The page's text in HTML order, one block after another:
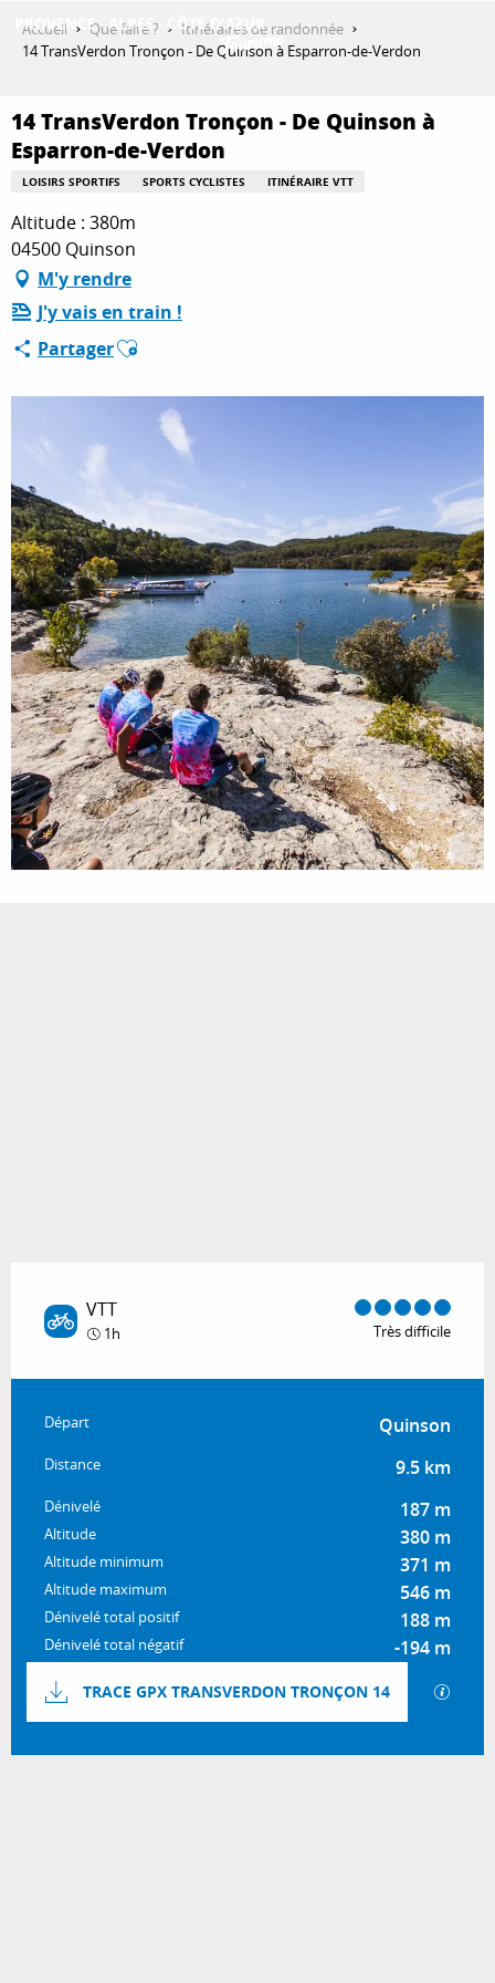
QUE FAIRE ?
SÉJOURNER
ESPACE PRO
Accueil Que faire ?
Itinéraires de randonnée
14 TransVerdon Tronçon - De Quinson à Esparron-de-Verdon
14 TransVerdon Tronçon - De Quinson à
Esparron-de-Verdon
LOISIRS SPORTIFS SPORTS CYCLISTES ITINÉRAIRE VTT
Altitude : 380m
04500 Quinson
M'y rendre
J'y vais en train !
PartagerAjouter aux favoris
VTT
1h Très difficile
Informations pratiques
Départ Quinson
Distance 9.5 km
Dénivelé 187 m
Altitude 380 m
Altitude minimum 371 m
Altitude maximum 546 m
Dénivelé total positif 188 m
Dénivelé total négatif -194 m
Documentation
TRACE GPX TRANSVERDON TRONÇON 14